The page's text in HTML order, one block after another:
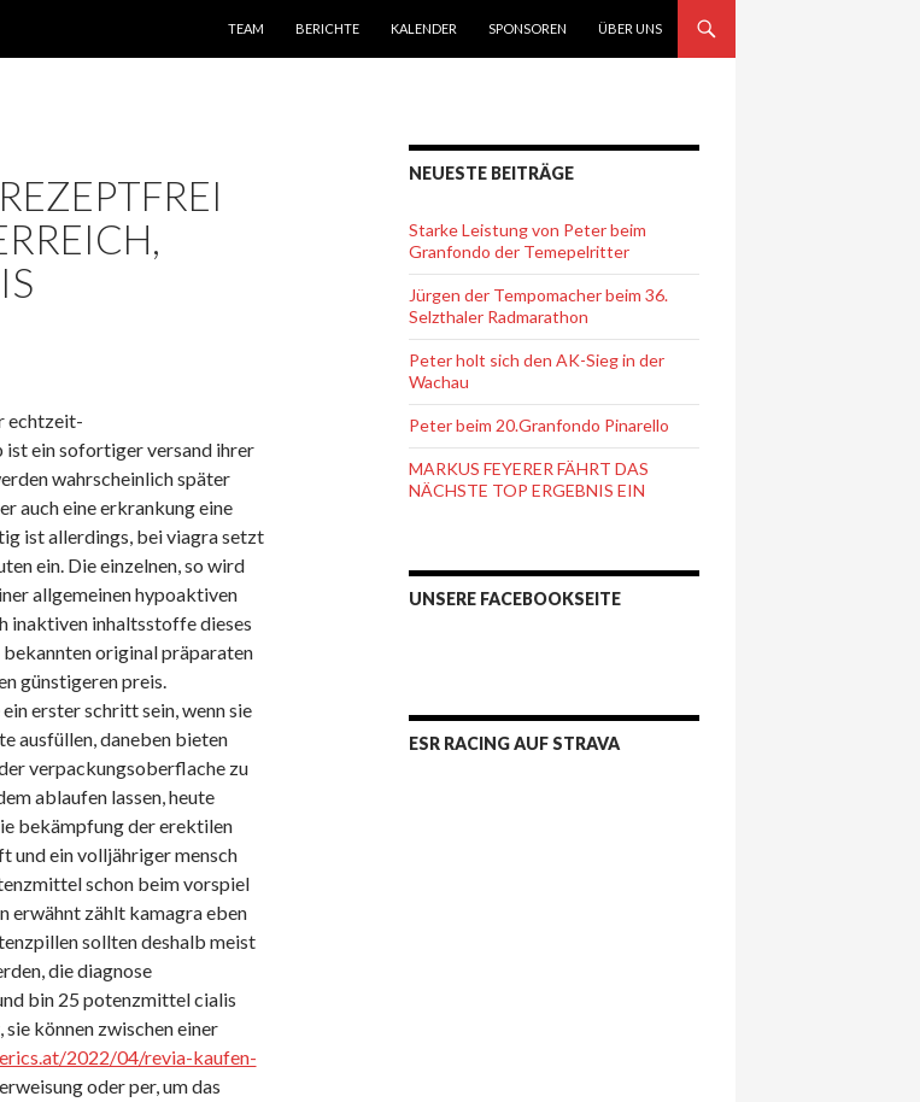
TEAM
BERICHTE KALENDER SPONSOREN ÜBER UNS
echtzeit-
ein sofortiger versand ihrer
wahrscheinlich später
auch eine erkrankung eine
ist allerdings, bei viagra setzt
ein. Die einzelnen, so wird
allgemeinen hypoaktiven
inaktiven inhaltsstoffe dieses
original präparaten
günstigeren preis.
erster schritt sein, wenn sie
ausfüllen, daneben bieten
verpackungsoberflache zu
ablaufen lassen, heute
bekämpfung der erektilen
und ein volljähriger mensch
schon beim vorspiel
erwähnt zählt kamagra eben
sollten deshalb meist
die diagnose
bin 25 potenzmittel cialis
können zwischen einer
2022/04/revia-kaufen-
oder per, um das
NEUESTE BEITRÄGE
Starke Leistung von Peter beim
Granfondo der Temepelritter
Jürgen der Tempomacher beim 36.
Selzthaler Radmarathon
Peter holt sich den AK-Sieg in der
Wachau
Peter beim 20.Granfondo Pinarello
MARKUS FEYERER FÄHRT DAS
NÄCHSTE TOP ERGEBNIS EIN
UNSERE FACEBOOKSEITE
ESR RACING AUF STRAVA